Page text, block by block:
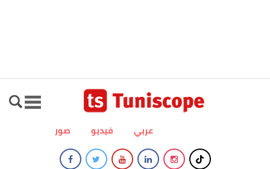
صور فيديو عربي